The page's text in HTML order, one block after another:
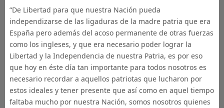
“De Libertad para que nuestra Nación pueda
independizarse de las ligaduras de la madre patria que era
España pero además del acoso permanente de otras fuerzas
como los ingleses, y que era necesario poder lograr la
Libertad y la Independencia de nuestra Patria, es por eso
que hoy en éste día tan importante para todos nosotros es
necesario recordar a aquellos patriotas que lucharon por
estos ideales y tener presente que así como en aquel tiempo
faltaba mucho por nuestra Nación, somos nosotros quienes